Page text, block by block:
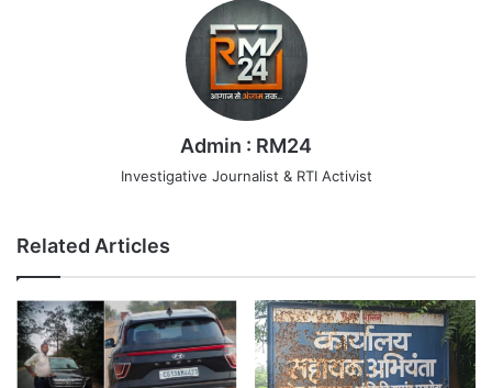
Admin : RM24
Investigative Journalist & RTI Activist
Related Articles